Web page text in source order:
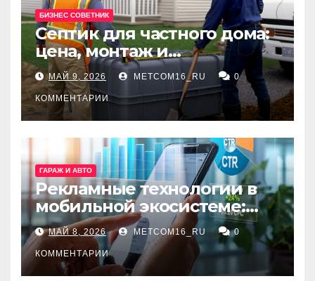
БИЗНЕС СОВЕТНИК
Септик для частного дома:
цена, монтаж и
организация автономной
канализации
МАЙ 9, 2026 METCOM16_RU 0
КОММЕНТАРИИ
ГАРАЖ И АВТО
Рекламные технологии в
мобильной экосистеме:
ключевые сервисы и
принципы работы
МАЙ 8, 2026 METCOM16_RU 0
КОММЕНТАРИИ